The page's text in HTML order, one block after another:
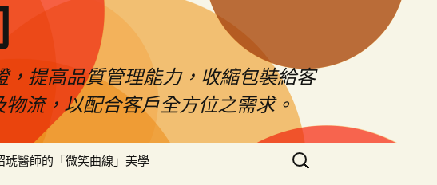
，提高品質管理能力，收縮包裝給客
流，以配合客戶全方位之需求。
琥醫師的「微笑曲線」美學
搜
尋